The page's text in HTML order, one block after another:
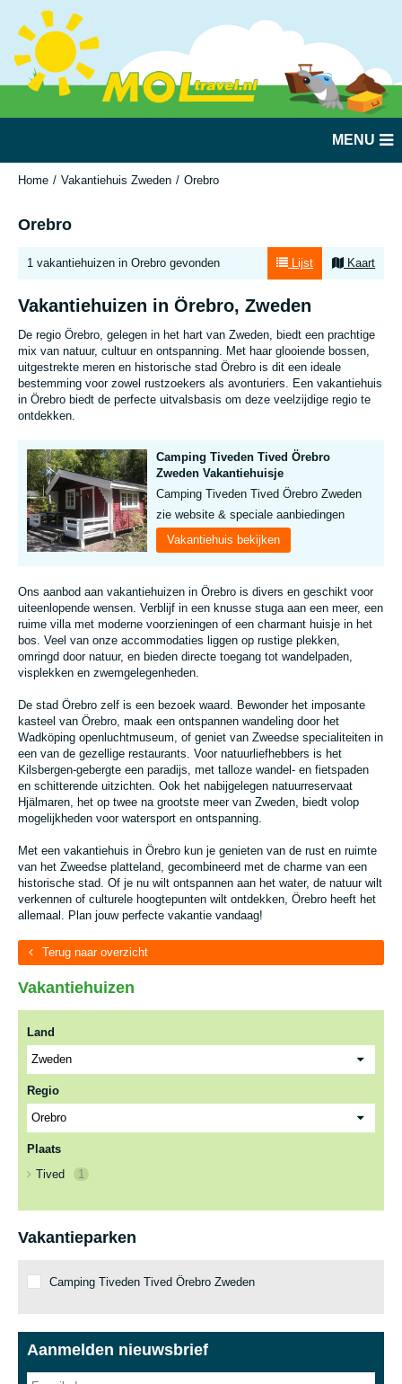
MENU
Home Vakantiehuis Zweden Orebro
Orebro
1 vakantiehuizen in Orebro gevonden Lijst Kaart
Vakantiehuizen in Örebro, Zweden
De regio Örebro, gelegen in het hart van Zweden, biedt een prachtige
mix van natuur, cultuur en ontspanning. Met haar glooiende bossen,
uitgestrekte meren en historische stad Örebro is dit een ideale
bestemming voor zowel rustzoekers als avonturiers. Een vakantiehuis
in Örebro biedt de perfecte uitvalsbasis om deze veelzijdige regio te
ontdekken.
Camping Tiveden Tived Örebro
Zweden Vakantiehuisje
Camping Tiveden Tived Örebro Zweden
zie website & speciale aanbiedingen
Vakantiehuis bekijken
Ons aanbod aan vakantiehuizen in Örebro is divers en geschikt voor
uiteenlopende wensen. Verblijf in een knusse stuga aan een meer, een
ruime villa met moderne voorzieningen of een charmant huisje in het
bos. Veel van onze accommodaties liggen op rustige plekken,
omringd door natuur, en bieden directe toegang tot wandelpaden,
visplekken en zwemgelegenheden.
De stad Örebro zelf is een bezoek waard. Bewonder het imposante
kasteel van Örebro, maak een ontspannen wandeling door het
Wadköping openluchtmuseum, of geniet van Zweedse specialiteiten in
een van de gezellige restaurants. Voor natuurliefhebbers is het
Kilsbergen-gebergte een paradijs, met talloze wandel- en fietspaden
en schitterende uitzichten. Ook het nabijgelegen natuurreservaat
Hjälmaren, het op twee na grootste meer van Zweden, biedt volop
mogelijkheden voor watersport en ontspanning.
Met een vakantiehuis in Örebro kun je genieten van de rust en ruimte
van het Zweedse platteland, gecombineerd met de charme van een
historische stad. Of je nu wilt ontspannen aan het water, de natuur wilt
verkennen of culturele hoogtepunten wilt ontdekken, Örebro heeft het
allemaal. Plan jouw perfecte vakantie vandaag!
Terug naar overzicht
Vakantiehuizen
Land
Regio
Plaats
Tived
1
Vakantieparken
Camping Tiveden Tived Örebro Zweden
Aanmelden nieuwsbrief